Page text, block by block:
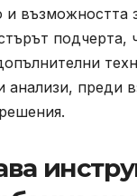
и възможността
подчерта,
анализи, преди